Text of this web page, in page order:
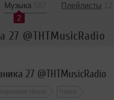
Музыка
2
Плейлисты
@THTMusicRadio
27 @THTMusicRadio
House Trance